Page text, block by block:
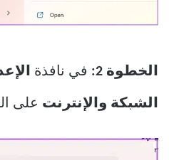
الخطوة 2: في نافذة
الشبكة والإنترنت على